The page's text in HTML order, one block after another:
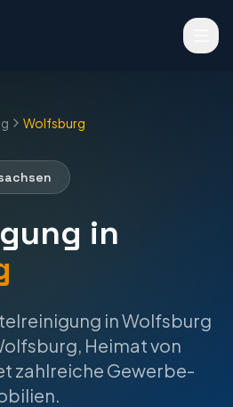
Wolfsburg
in
inWolfsburg
Heimat von
zahlreiche Gewerbe-